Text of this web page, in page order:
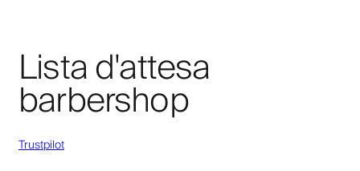
Lista d'attesa
barbershop
Trustpilot